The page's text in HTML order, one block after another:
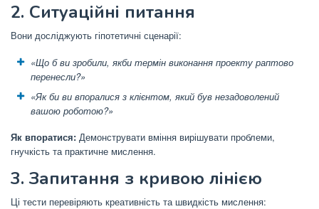
2. Ситуаційні питання
Вони досліджують гіпотетичні сценарії:
«Що б ви зробили, якби термін виконання проекту раптово
перенесли?»
«Як би ви впоралися з клієнтом, який був незадоволений
вашою роботою?»
Як впоратися: Демонструвати вміння вирішувати проблеми,
гнучкість та практичне мислення.
3. Запитання з кривою лінією
Ці тести перевіряють креативність та швидкість мислення: